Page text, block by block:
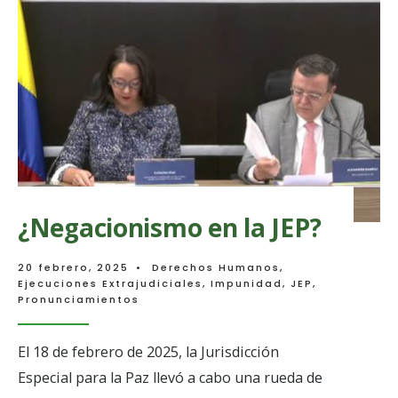
Lucha
¿Negacionismo en la JEP?
20 febrero, 2025 • Derechos Humanos,
Ejecuciones Extrajudiciales, Impunidad, JEP,
Pronunciamientos
El 18 de febrero de 2025, la Jurisdicción
Especial para la Paz llevó a cabo una rueda de